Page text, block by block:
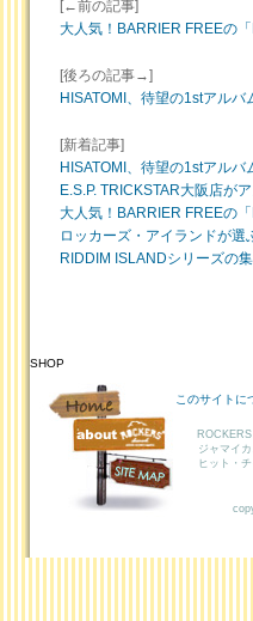
[←前の記事]
大人気！BARRIER FREEの
[後ろの記事→]
HISATOMI、待望の1stアルバ
[新着記事]
HISATOMI、待望の1stアルバ
E.S.P. TRICKSTAR大阪店が
大人気！BARRIER FREEの
ロッカーズ・アイランドが選
RIDDIM ISLANDシリーズの
HOME
ABOUT
ROCKERS
SITEMAP
SHOP
このサイトに
ジャマイ
ヒット・